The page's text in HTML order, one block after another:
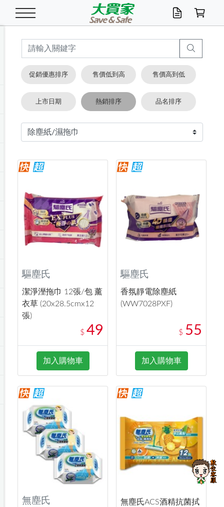
米/五穀/濃湯 米/糙米
五穀/南北貨
湯類/湯塊
油/調味料
食用油
醬油.油膏.蠔油
泡麵 / 麵條
包麵
碗麵/義大利麵
麵條/快煮麵/米粉
魚罐
醬菜/玉米罐
休閒零嘴 初一十五拜拜懶
零嘴
堅果/海苔
美味餅乾
餅乾
糕餅/點心
糖果/巧克力
糖果/蜜餞/果凍
巧克力
茶飲料
果汁咖啡
碳酸/礦泉水
箱購飲料
養生保健/常備品 雞精/飲品
機能保健
奶粉/穀麥片
奶粉
麥片/玉米片
沖調穀粉/隨手包
特色茶品
綠茶
紅茶
奶茶/花草茶
即溶咖啡
咖啡豆/粉/濾掛
可可/糖/奶精
沐浴乳香皂 沐浴乳
香皂/洗手乳
美髮造型
洗髮/護髮
造型髮品
口腔清潔
牙 刷
牙膏/漱口水
潔顏產品
卸妝/粉刺調理
臉部保養
面/眼膜
鍋具/飲水/廚房 鍋具/餐具
保鮮/微波
掃除用具/照明/五金
掃除/清潔用具
洗衣/曬衣用具
電池/延長線
傢飾/收納/衛浴
寢具/家具
收納用品
衛浴/毛巾
寵物食品
寵物清潔/百貨
衛生紙/濕巾 抽取衛生紙/濕巾
廚房紙巾/平版/
箱購免運區
衣物清潔
洗衣精
洗衣粉/皂
漂白水/柔軟精
居家清潔
廚房/餐具清潔
浴廁/水管清潔
居家清潔/除濕芳
衛生棉
箱購免運區
嬰兒尿布
成人紙尿褲
廚房家電 料理鍋具
烤箱/微波/電磁爐
快煮壺/烘碗機
季節家電
除濕/清淨機
風扇/防蚊家電
生活家電
除塵家電
美容家電
電腦周邊
數位週邊
手機/平板周邊
文具/辦公用品 文具用品
辦公文具/收納
玩具/擺設小物
汽機車百貨
機車/腳踏車百貨
汽車百貨
休閒/運動
戶外/休閒用品
健身/按摩/瑜珈
測量/護具/其他
服飾內著
配件
男/女/機能包
冷凍免運 生鮮食品
調理食品
箱購免運
食品免運
清潔用品免運
居家/汽百用品
主題專區
季節活動
店長推薦
這夏不怕熱
促銷優惠排序 售價低到高 售價高到低
上市日期 熱銷排序 品名排序
驅塵氏
潔淨溼拖巾 12張/包 薰
衣草 (20x28.5cmx12
張)
$ 49
加入購物車
驅塵氏
香氛靜電除塵紙
(WW7028PXF)
$ 55
加入購物車
無塵氏
無塵氏ACS酒精抗菌拭